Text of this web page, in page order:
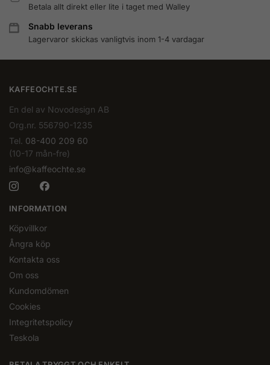
Betala allt direkt eller lite i taget med Walley
Snabb leverans
Lagervaror skickas vanligtvis inom 1-4 vardagar
KAFFEOCHTE.SE
En del av Novodesign AB
Org.nr. 556790-1235
Tel. 08-400 209 60
(10-17 mån-fre)
info@kaffeochte.se
INFORMATION
Köpvillkor
Ångra köp
Kontakta oss
Om oss
Kundomdömen
Cookies
Integritetspolicy
Teskola